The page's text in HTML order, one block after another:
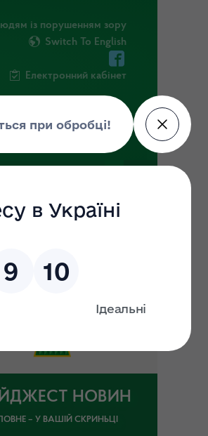
із порушенням зору
Switch To English
Електронний кабінет
НОВИН
– У ВАШІЙ СКРИНЬЦІ